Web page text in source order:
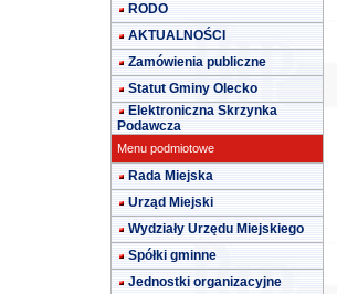
RODO
AKTUALNOŚCI
Zamówienia publiczne
Statut Gminy Olecko
Elektroniczna Skrzynka
Podawcza
Menu podmiotowe
Rada Miejska
Urząd Miejski
Wydziały Urzędu Miejskiego
Spółki gminne
Jednostki organizacyjne